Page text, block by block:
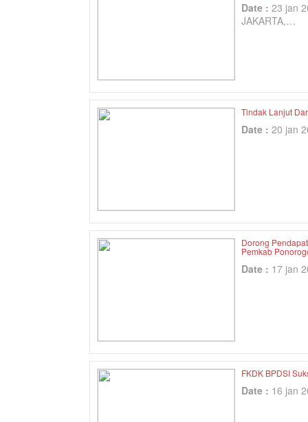
Date : 23 jan
JAKARTA,…
Tindak Lanjut
Date : 20 jan
Dorong
Pemkab
Date : 17 jan
FKDK BPDSI
Date : 16 jan